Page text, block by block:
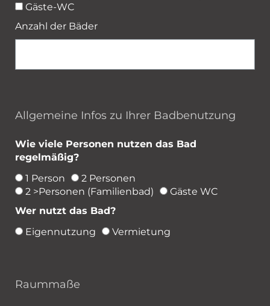
Gäste-WC
Anzahl der Bäder
Allgemeine Infos zu Ihrer Badbenutzung
Wie viele Personen nutzen das Bad
regelmäßig?
1 Person
2 Personen
2 >Personen (Familienbad)
Gäste WC
Wer nutzt das Bad?
Eigennutzung
Vermietung
Raummaße